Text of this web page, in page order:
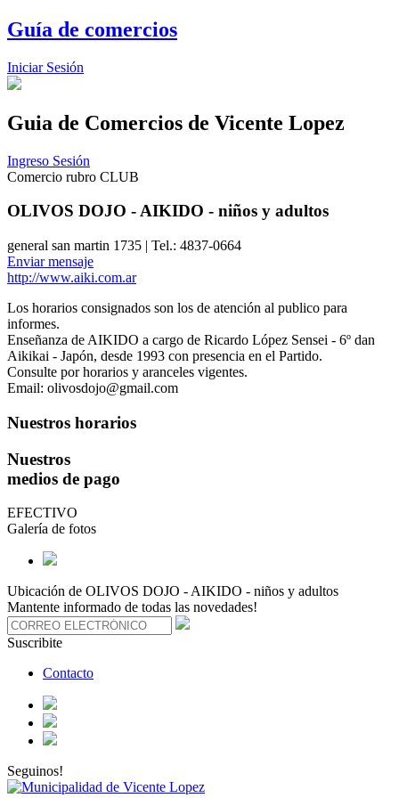
Guía de comercios
Iniciar Sesión
Guia de Comercios de Vicente Lopez
Ingreso Sesión
Comercio rubro CLUB
OLIVOS DOJO - AIKIDO - niños y adultos
general san martin 1735 | Tel.: 4837-0664
Enviar mensaje
http://www.aiki.com.ar
Los horarios consignados son los de atención al publico para
informes.
Enseñanza de AIKIDO a cargo de Ricardo López Sensei - 6º dan
Aikikai - Japón, desde 1993 con presencia en el Partido.
Consulte por horarios y aranceles vigentes.
Email: olivosdojo@gmail.com
Nuestros horarios
Nuestros
medios de pago
EFECTIVO
Galería de fotos
Ubicación de OLIVOS DOJO - AIKIDO - niños y adultos
Mantente informado de todas las novedades!
Suscribite
Contacto
Seguinos!